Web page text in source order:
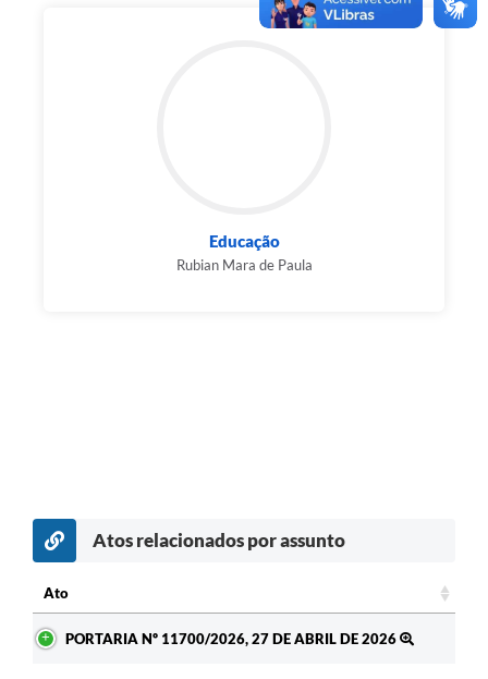
Educação
Rubian Mara de Paula
Atos relacionados por assunto
Ato
PORTARIA Nº 11700/2026, 27 DE ABRIL DE 2026